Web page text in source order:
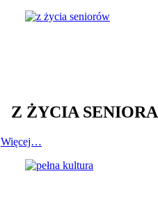
Z ŻYCIA SENIORA
Więcej…